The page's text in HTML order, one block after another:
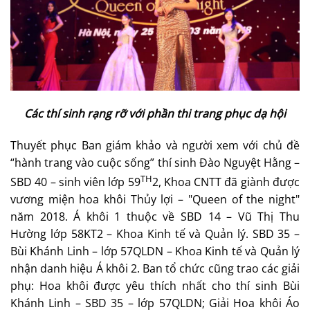
Các thí sinh rạng rỡ với phần thi trang phục dạ hội
Thuyết phục Ban giám khảo và người xem với chủ đề
“hành trang vào cuộc sống” thí sinh Đào Nguyệt Hằng –
SBD 40 – sinh viên lớp 59TH2, Khoa CNTT đã giành được
vương miện hoa khôi Thủy lợi – "Queen of the night"
năm 2018. Á khôi 1 thuộc về SBD 14 – Vũ Thị Thu
Hường lớp 58KT2 – Khoa Kinh tế và Quản lý. SBD 35 –
Bùi Khánh Linh – lớp 57QLDN – Khoa Kinh tế và Quản lý
nhận danh hiệu Á khôi 2. Ban tổ chức cũng trao các giải
phụ: Hoa khôi được yêu thích nhất cho thí sinh Bùi
Khánh Linh – SBD 35 – lớp 57QLDN; Giải Hoa khôi Áo